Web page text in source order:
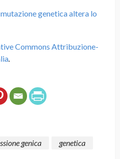
genetica altera lo
Commons Attribuzione-
.
genica genetica